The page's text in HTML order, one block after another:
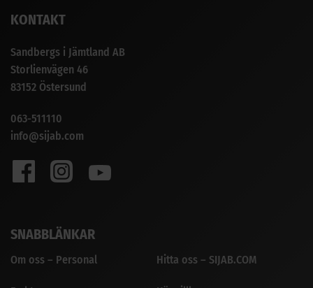
KONTAKT
Sandbergs i Jämtland AB
Storlienvägen 46
83152 Östersund
063-511110
info@sijab.com
SNABBLÄNKAR
Om oss – Personal Hitta oss – SIJAB.COM